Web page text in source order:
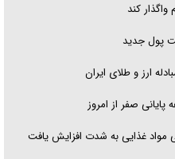
کند
ارز و طلای ایران
صفر از امروز
غذایی به شدت افزایش یافت